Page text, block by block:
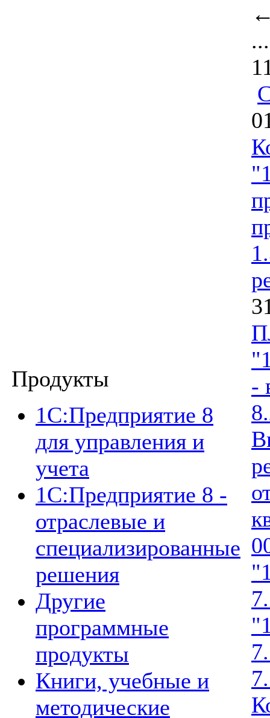
Продукты
1C:Предприятие 8
для управления и
учета
1C:Предприятие 8 -
отраслевые и
специализированные
решения
Другие
программные
продукты
Книги, учебные и
методические
-